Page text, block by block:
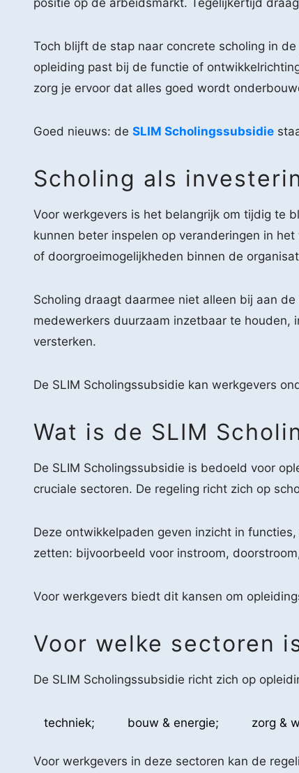
positie op de arbeidsmarkt. Tegelijkertijd
Toch blijft de stap naar concrete scholing in
opleiding past bij de functie of
zorg je ervoor dat alles goed wordt
Goed nieuws: de SLIM Scholingssubsidie
Scholing als
Voor werkgevers is het belangrijk om tijdig te
kunnen beter inspelen op veranderingen in
of doorgroeimogelijkheden binnen de
Scholing draagt daarmee niet alleen bij aan
medewerkers duurzaam inzetbaar te
versterken.
De SLIM Scholingssubsidie kan werkgevers
Wat is de SLIM
De SLIM Scholingssubsidie is bedoeld voor
cruciale sectoren. De regeling richt zich op
Deze ontwikkelpaden geven inzicht in
zetten: bijvoorbeeld voor instroom,
Voor werkgevers biedt dit kansen om
Voor welke sectoren
De SLIM Scholingssubsidie richt zich op
techniek; bouw & energie; zorg &
Voor werkgevers in deze sectoren kan de